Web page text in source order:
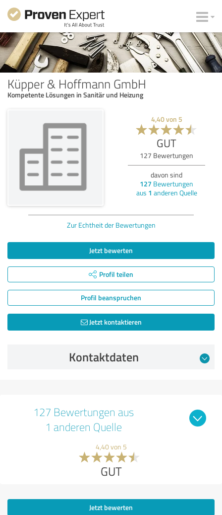
Küpper & Hoffmann GmbH
Kompetente Lösungen in Sanitär und Heizung
4,40von 5
GUT
127 Bewertungen
davon sind
127 Bewertungen
aus 1 anderen Quelle
Zur Echtheit der Bewertungen
Jetzt bewerten
Profil teilen
Profil beanspruchen
Jetzt kontaktieren
Kontaktdaten
127 Bewertungen aus
1 anderen Quelle
4,40 von 5
GUT
Jetzt bewerten